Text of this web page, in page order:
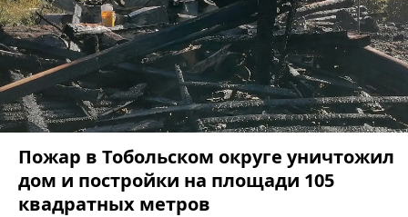
Пожар в Тобольском округе уничтожил
дом и постройки на площади 105
квадратных метров